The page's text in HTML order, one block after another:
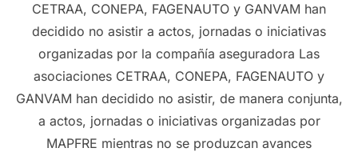
CETRAA, CONEPA, FAGENAUTO y GANVAM han
decidido no asistir a actos, jornadas o iniciativas
organizadas por la compañía aseguradora Las
asociaciones CETRAA, CONEPA, FAGENAUTO y
GANVAM han decidido no asistir, de manera conjunta,
a actos, jornadas o iniciativas organizadas por
MAPFRE mientras no se produzcan avances